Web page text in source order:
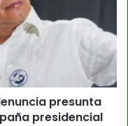
presunta
presidencial